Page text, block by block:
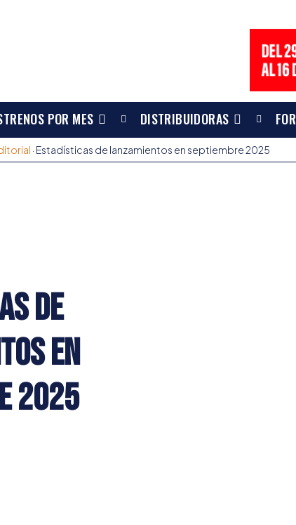
POR MES DISTRIBUIDORAS
· Estadísticas de lanzamientos en septiembre 2025
de
en
2025